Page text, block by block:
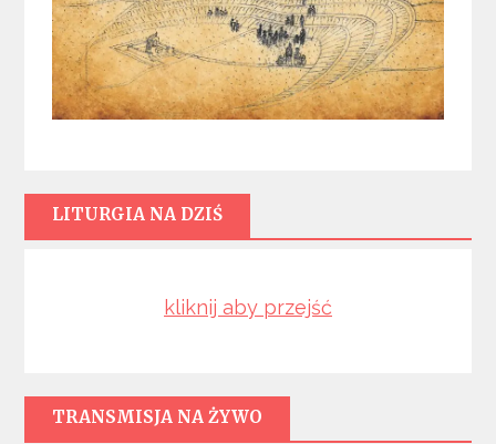
LITURGIA NA DZIŚ
kliknij aby przejść
TRANSMISJA NA ŻYWO